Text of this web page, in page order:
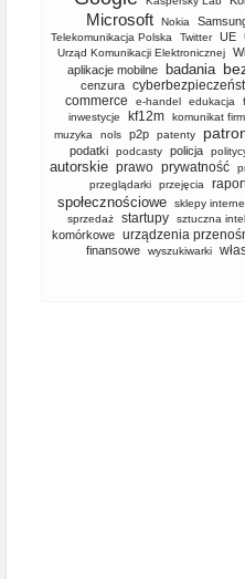
Microsoft Nokia
Telekomunikacja Polska Twitter UE
Urząd Komunikacji Elektronicznej
aplikacje mobilne badania
cenzura
commerce
e-handel edukacja
inwestycje kf12m komunikat
muzyka nols p2p patenty
podatki podcasty policja
autorskie prawo prywatność
przeglądarki
przejęcia
społecznościowe
sklepy
sprzedaż
startupy sztuczna
komórkowe
urządzenia
finansowe
wyszukiwarki